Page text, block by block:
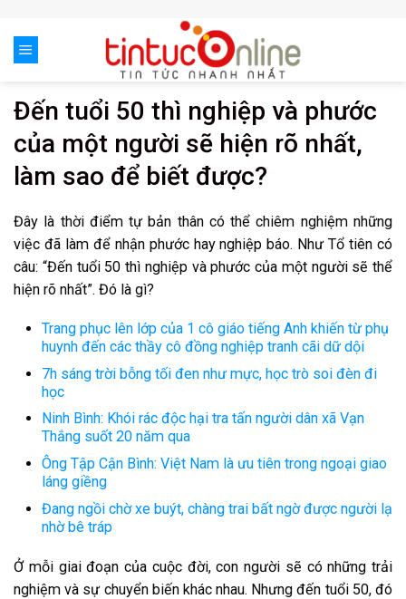
content
Đến tuổi 50 thì nghiệp và phước
của một người sẽ hiện rõ nhất,
làm sao để biết được?
Đây là thời điểm tự bản thân có thể chiêm nghiệm những
việc đã làm để nhận phước hay nghiệp báo. Như Tổ tiên có
câu: “Đến tuổi 50 thì nghiệp và phước của một người sẽ thể
hiện rõ nhất”. Đó là gì?
Trang phục lên lớp của 1 cô giáo tiếng Anh khiến từ phụ
huynh đến các thầy cô đồng nghiệp tranh cãi dữ dội
7h sáng trời bỗng tối đen như mực, học trò soi đèn đi
học
Ninh Bình: Khói rác độc hại tra tấn người dân xã Vạn
Thắng suốt 20 năm qua
Ông Tập Cận Bình: Việt Nam là ưu tiên trong ngoại giao
láng giềng
Đang ngồi chờ xe buýt, chàng trai bất ngờ được người lạ
nhờ bê tráp
Ở mỗi giai đoạn của cuộc đời, con người sẽ có những trải
nghiệm và sự chuyển biến khác nhau. Nhưng đến tuổi 50, đó